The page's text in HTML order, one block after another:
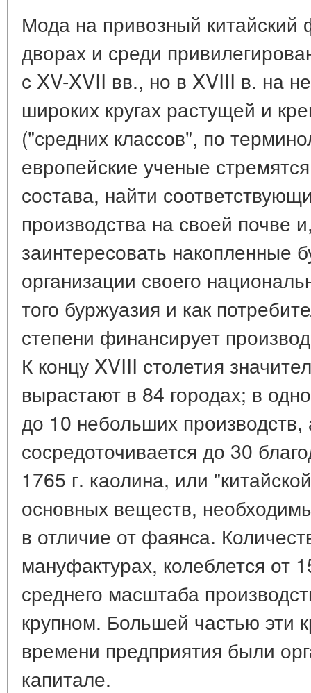
Мода на привозный
дворах и среди
с XV-XVII вв., но в XVIII в. на
широких кругах растущей и
("средних классов", по
европейские ученые
состава, найти
производства на своей почве
заинтересовать накопленные
организации своего
того буржуазия и как
степени финансирует
К концу XVIII столетия
вырастают в 84 городах; в
до 10 небольших
сосредоточивается до 30
1765 г. каолина, или
основных веществ,
в отличие от фаянса.
мануфактурах, колеблется от
среднего масштаба
крупном. Большей частью эти
времени предприятия были
капитале.